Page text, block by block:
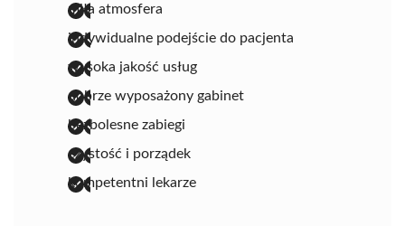
miła atmosfera
indywidualne podejście do pacjenta
wysoka jakość usług
dobrze wyposażony gabinet
bezbolesne zabiegi
czystość i porządek
kompetentni lekarze